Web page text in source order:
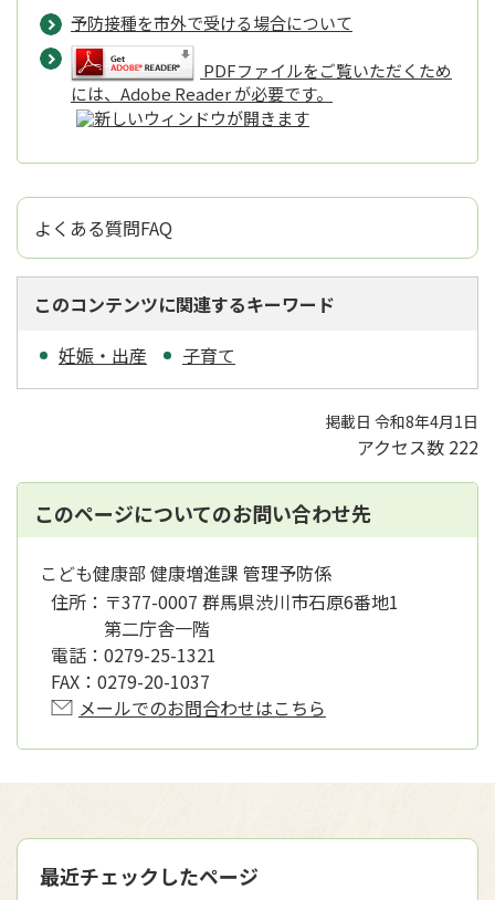
予防接種を市外で受ける場合について
PDFファイルをご覧いただくため
には、Adobe Reader が必要です。
よくある質問FAQ
このコンテンツに関連するキーワード
妊娠・出産
子育て
掲載日 令和8年4月1日
アクセス数 222
このページについてのお問い合わせ先
こども健康部 健康増進課 管理予防係
住所： 〒377-0007 群馬県渋川市石原6番地1
第二庁舎一階
電話： 0279-25-1321
FAX： 0279-20-1037
メールでのお問合わせはこちら
最近チェックしたページ